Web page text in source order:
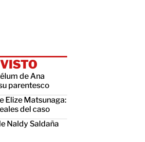
de Ana
parentesco
Elize Matsunaga:
del caso
Naldy Saldaña